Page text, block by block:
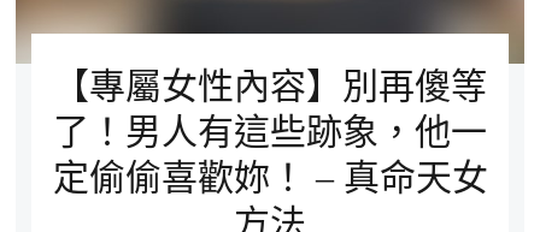
【專屬女性內容】別再傻等
了！男人有這些跡象，他一
定偷偷喜歡妳！ – 真命天女
方法